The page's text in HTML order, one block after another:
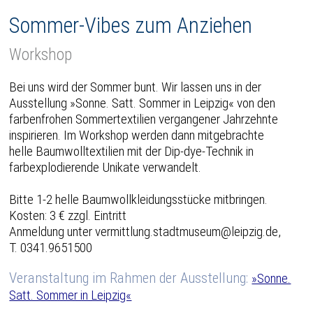
Sommer-Vibes zum Anziehen
Workshop
Bei uns wird der Sommer bunt. Wir lassen uns in der
Ausstellung »Sonne. Satt. Sommer in Leipzig« von den
farbenfrohen Sommertextilien vergangener Jahrzehnte
inspirieren. Im Workshop werden dann mitgebrachte
helle Baumwolltextilien mit der Dip-dye-Technik in
farbexplodierende Unikate verwandelt.
Bitte 1-2 helle Baumwollkleidungsstücke mitbringen.
Kosten: 3 € zzgl. Eintritt
Anmeldung unter vermittlung.stadtmuseum@leipzig.de,
T. 0341.9651500
Veranstaltung im Rahmen der Ausstellung: »Sonne.
Satt. Sommer in Leipzig«